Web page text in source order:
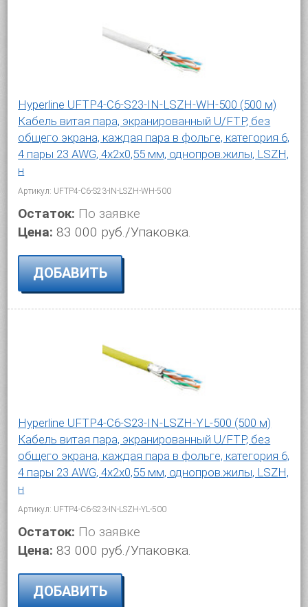
Hyperline UFTP4-C6-S23-IN-LSZH-WH-500 (500 м)
Кабель витая пара, экранированный U/FTP, без
общего экрана, каждая пара в фольге, категория 6,
4 пары 23 AWG, 4х2х0,55 мм, однопров.жилы, LSZH,
н
Артикул: UFTP4-C6-S23-IN-LSZH-WH-500
Остаток: По заявке
Цена: 83 000 руб./Упаковка.
ДОБАВИТЬ
Hyperline UFTP4-C6-S23-IN-LSZH-YL-500 (500 м)
Кабель витая пара, экранированный U/FTP, без
общего экрана, каждая пара в фольге, категория 6,
4 пары 23 AWG, 4х2х0,55 мм, однопров.жилы, LSZH,
н
Артикул: UFTP4-C6-S23-IN-LSZH-YL-500
Остаток: По заявке
Цена: 83 000 руб./Упаковка.
ДОБАВИТЬ